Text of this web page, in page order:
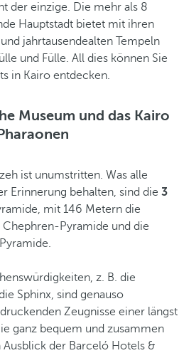
der einzige. Die mehr als 8
Hauptstadt bietet mit ihren
jahrtausendealten Tempeln
und Fülle. All dies können Sie
in Kairo entdecken.
Museum und das Kairo
ist unumstritten. Was alle
Erinnerung behalten, sind die 3
mit 146 Metern die
Pyramide und die
z. B. die
Sphinx, sind genauso
Zeugnisse einer längst
ganz bequem und zusammen
der Barceló Hotels &